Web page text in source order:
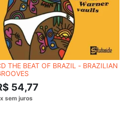
THE BEAT OF BRAZIL - BRAZILIAN
54,77